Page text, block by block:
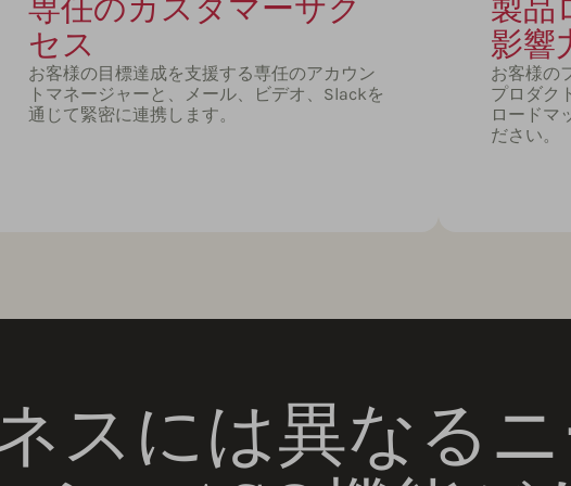
専任のカスタマーサク
セス
お客様の目標達成を支援する専任のアカウン
トマネージャーと、メール、ビデオ、Slackを
通じて緊密に連携します。
製品
影響
お客様の
プロダク
ロードマ
ださい。
スには異なる